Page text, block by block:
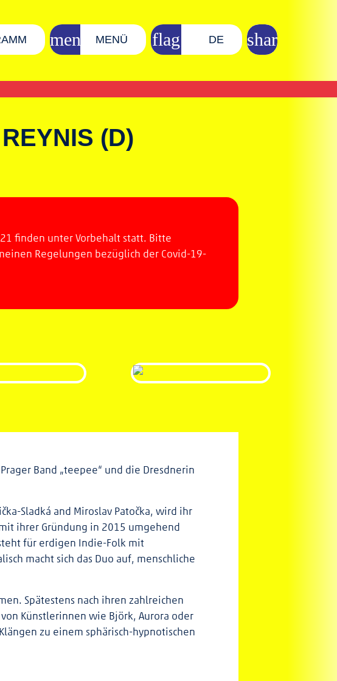
MENÜ DE
(D)
finden unter Vorbehalt statt. Bitte
Regelungen bezüglich der Covid-19-
Band „teepee“ und die Dresdnerin
Sladká and Miroslav Patočka, wird ihr
ihrer Gründung in 2015 umgehend
für erdigen Indie-Folk mit
macht sich das Duo auf, menschliche
Spätestens nach ihren zahlreichen
Künstlerinnen wie Björk, Aurora oder
zu einem sphärisch-hypnotischen